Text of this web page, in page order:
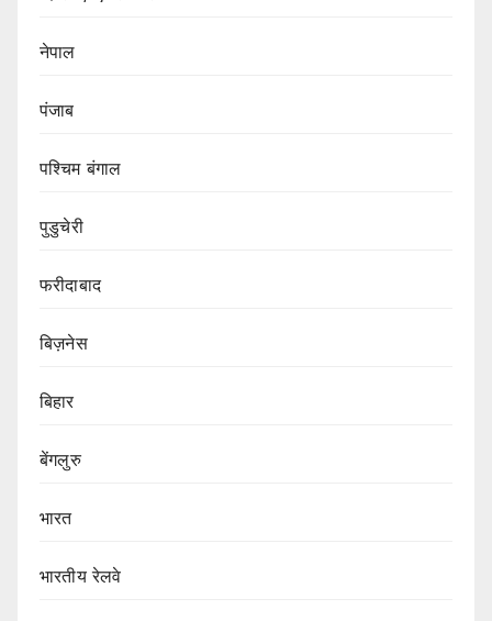
नेपाल
पंजाब
पश्चिम बंगाल
पुडुचेरी
फरीदाबाद
बिज़नेस
बिहार
बेंगलुरु
भारत
भारतीय रेलवे